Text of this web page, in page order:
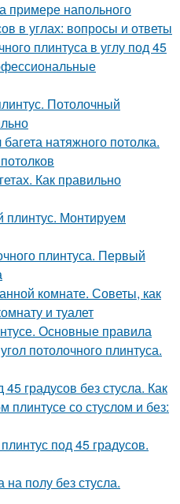
примере напольного
в углах: вопросы и ответы
плинтуса в углу под 45
Потолочный
натяжного потолка.
Как правильно
плинтус. Монтируем
плинтуса. Первый
комнате. Советы, как
и туалет
Основные правила
потолочного плинтуса.
45 градусов без стусла. Как
плинтусе со стуслом и без:
под 45 градусов.
на полу без стусла.